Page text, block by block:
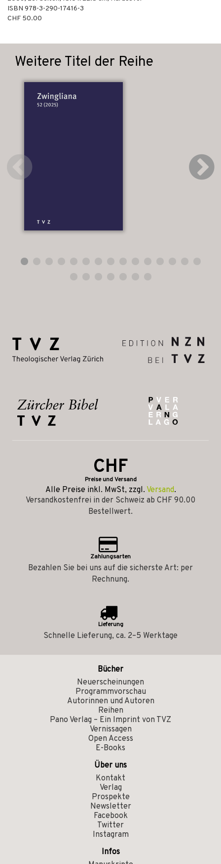
ISBN 978-3-290-17416-3
CHF 50.00
Weitere Titel der Reihe
CHF
Preise und Versand
Alle Preise inkl. MwSt, zzgl. Versand.
Versandkostenfrei in der Schweiz ab CHF 90.00
Bestellwert.
Zahlungsarten
Bezahlen Sie bei uns auf die sicherste Art: per
Rechnung.
Lieferung
Schnelle Lieferung, ca. 2–5 Werktage
Bücher
Neuerscheinungen
Programmvorschau
Autorinnen und Autoren
Reihen
Pano Verlag – Ein Imprint von TVZ
Vernissagen
Open Access
E-Books
Über uns
Kontakt
Verlag
Prospekte
Newsletter
Facebook
Twitter
Instagram
Infos